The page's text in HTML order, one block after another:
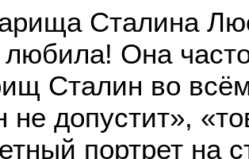
Сталина
любила! Она
Сталин во
не допустит»,
портрет на